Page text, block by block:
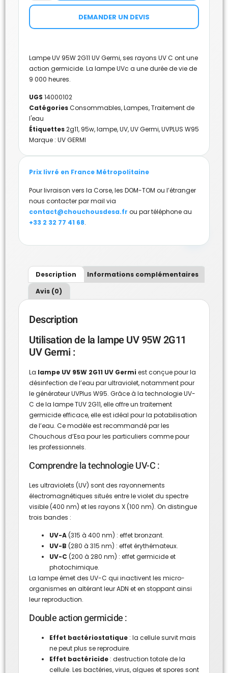
DEMANDER UN DEVIS
Lampe UV 95W 2G11 UV Germi, ses rayons UV C ont une
action germicide. La lampe UVc a une durée de vie de
9 000 heures.
UGS 14000102
CatégoriesConsommables,Lampes,Traitement de
l'eau
Étiquettes2g11, 95w,lampe,UV,UV Germi,UVPLUS W95
Marque : UV GERMI
Prix livré en France Métropolitaine
Pour livraison vers la Corse, les DOM-TOM ou l’étranger
nous contacter par mail via
contact@chouchousdesa.fr ou par téléphone au
+33 2 32 77 41 68.
Description
Informations complémentaires
Avis (0)
Description
Utilisation de la lampe UV 95W 2G11
UV Germi :
La lampe UV 95W 2G11 UV Germi est conçue pour la
désinfection de l’eau par ultraviolet, notamment pour
legénérateur UVPlus W95. Grâce à la technologie UV-
C de la lampe TUV 2G11, elle offre un traitement
germicide efficace, elle est idéal pour la potabilisation
de l’eau. Ce modèle est recommandé par les
Chouchous d’Esa pour les particuliers comme pour
les professionnels.
Comprendre la technologie UV-C :
Les ultraviolets (UV) sont des rayonnements
électromagnétiques situés entre le violet du spectre
visible (400 nm) et les rayons X (100 nm). On distingue
trois bandes :
UV-A(315 à 400 nm) : effet bronzant.
UV-B (280 à 315 nm) : effet érythémateux.
UV-C (200 à 280 nm) : effet germicide et
photochimique.
La lampe émet des UV-C qui inactivent les micro-
organismes en altérant leur ADN et en stoppant ainsi
leur reproduction.
Double action germicide :
Effet bactériostatique : la cellule survit mais
ne peut plus se reproduire.
Effet bactéricide : destruction totale de la
cellule. Les bactéries, virus, algues et spores sont